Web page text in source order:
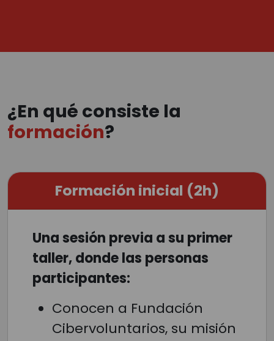
¿En qué consiste la
formación?
Formación inicial (2h)
Una sesión previa a su primer
taller, donde las personas
participantes:
Conocen a Fundación
Cibervoluntarios, su misión